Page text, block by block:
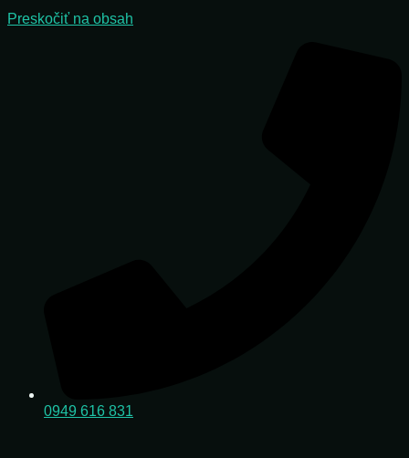
Preskočiť na obsah
0949 616 831